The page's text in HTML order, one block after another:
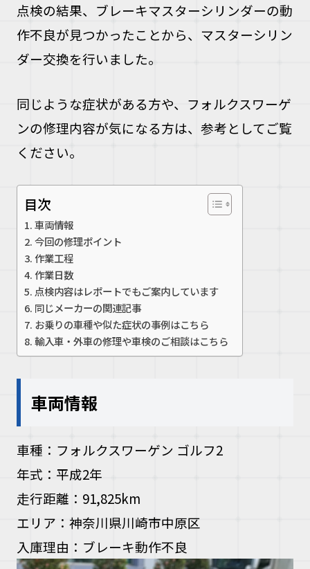
点検の結果、ブレーキマスターシリンダーの動
作不良が見つかったことから、マスターシリン
ダー交換を行いました。
同じような症状がある方や、フォルクスワーゲ
ンの修理内容が気になる方は、参考としてご覧
ください。
目次
車両情報
今回の修理ポイント
作業工程
作業日数
点検内容はレポートでもご案内しています
同じメーカーの関連記事
お乗りの車種や似た症状の事例はこちら
輸入車・外車の修理や車検のご相談はこちら
車両情報
車種：フォルクスワーゲン ゴルフ2
年式：平成2年
走行距離：91,825km
エリア：神奈川県川崎市中原区
入庫理由：ブレーキ動作不良